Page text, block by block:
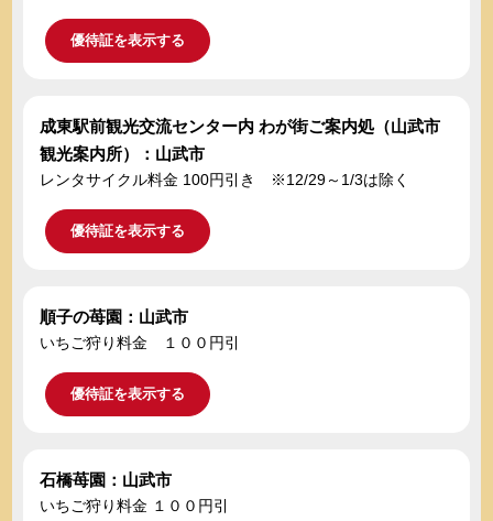
優待証を表示する
成東駅前観光交流センター内 わが街ご案内処（山武市
観光案内所）：山武市
レンタサイクル料金 100円引き ※12/29～1/3は除く
優待証を表示する
順子の苺園：山武市
いちご狩り料金 １００円引
優待証を表示する
石橋苺園：山武市
いちご狩り料金 １００円引